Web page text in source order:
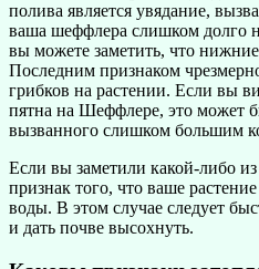
полива является увядание,
ваша шеффлера слишком долго
вы можете заметить, что
Последним признаком
грибков на растении. Если вы
пятна на Шеффлере, это может
вызванного слишком большим
Если вы заметили какой-либо
признак того, что ваше
воды. В этом случае следует
и дать почве высохнуть.